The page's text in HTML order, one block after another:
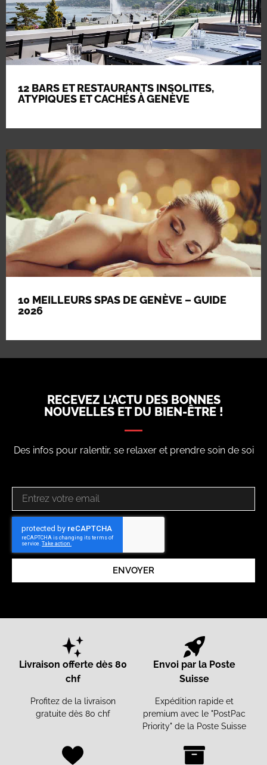
12 BARS ET RESTAURANTS INSOLITES,
ATYPIQUES ET CACHÉS À GENÈVE
10 MEILLEURS SPAS DE GENÈVE – GUIDE
2026
RECEVEZ L’ACTU DES BONNES
NOUVELLES ET DU BIEN-ÊTRE !
Des infos pour ralentir, se relaxer et prendre soin de soi
ENVOYER
Livraison offerte dès 80
chf
Profitez de la livraison
gratuite dès 80 chf
Envoi par la Poste
Suisse
Expédition rapide et
premium avec le "PostPac
Priority" de la Poste Suisse